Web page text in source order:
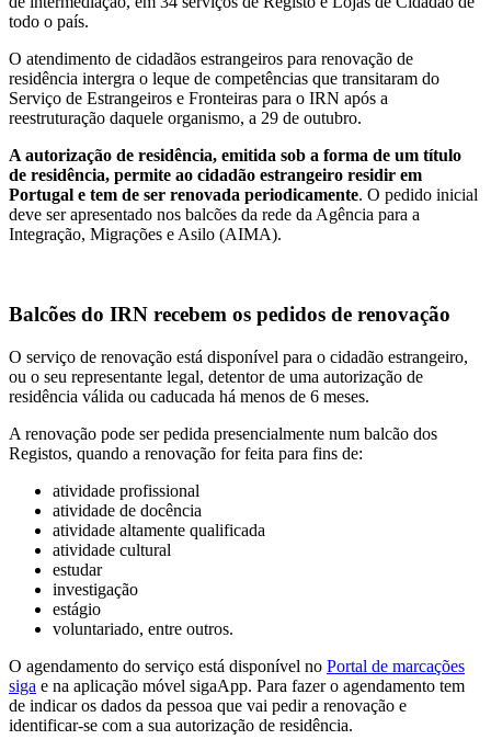
todo o país.
O atendimento de cidadãos estrangeiros para renovação de
residência intergra o leque de competências que transitaram do
Serviço de Estrangeiros e Fronteiras para o IRN após a
reestruturação daquele organismo, a 29 de outubro.
A autorização de residência, emitida sob a forma de um título
de residência, permite ao cidadão estrangeiro residir em
Portugal e tem de ser renovada periodicamente. O pedido inicial
deve ser apresentado nos balcões da rede da Agência para a
Integração, Migrações e Asilo (AIMA).
Balcões do IRN recebem os pedidos de renovação
O serviço de renovação está disponível para o cidadão estrangeiro,
ou o seu representante legal, detentor de uma autorização de
residência válida ou caducada há menos de 6 meses.
A renovação pode ser pedida presencialmente num balcão dos
Registos, quando a renovação for feita para fins de:
atividade profissional
atividade de docência
atividade altamente qualificada
atividade cultural
estudar
investigação
estágio
voluntariado, entre outros.
O agendamento do serviço está disponível no Portal de marcações
siga e na aplicação móvel sigaApp. Para fazer o agendamento tem
de indicar os dados da pessoa que vai pedir a renovação e
identificar-se com a sua autorização de residência.